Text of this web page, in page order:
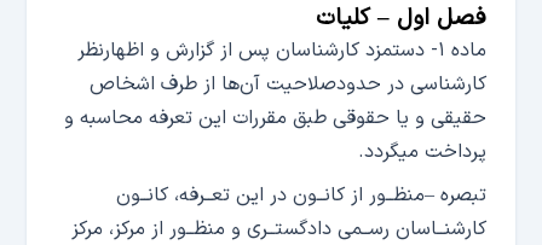
فصل اول – کلیات
ماده ۱- دستمزد کارشناسان پس از گزارش و اظهارنظر
کارشناسی در حدودصلاحیت آن‌ها از طرف اشخاص
حقیقی و یا حقوقی طبق مقررات این تعرفه محاسبه و
پرداخت میگردد.
تبصره –منظــور از کانــون در این تعــرفه، کانــون
کارشنــاسان رســمی دادگستــری و منظــور از مرکز، مرکز